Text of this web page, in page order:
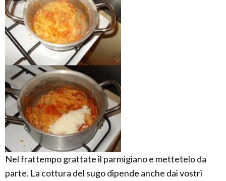
Nel frattempo grattate il parmigiano e mettetelo da
parte. La cottura del sugo dipende anche dai vostri